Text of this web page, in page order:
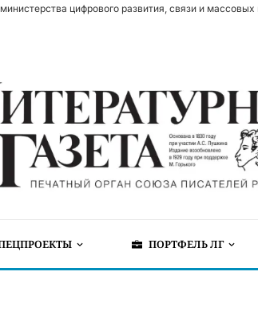
цифрового развития, связи и
ПОРТФЕЛЬ ЛГ